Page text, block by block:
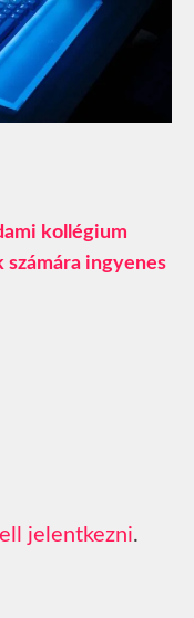
kollégium
ingyenes
jelentkezni.